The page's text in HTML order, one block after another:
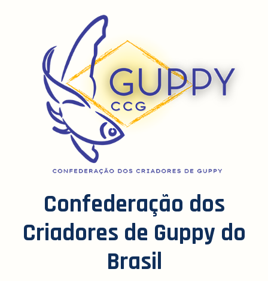
Confederação dos
Criadores de Guppy do
Brasil